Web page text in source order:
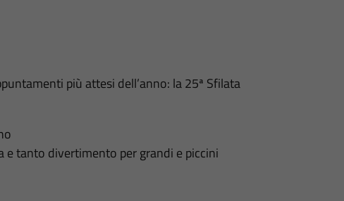
più attesi dell’anno: la 25ª Sfilata
e tanto divertimento per grandi e piccini